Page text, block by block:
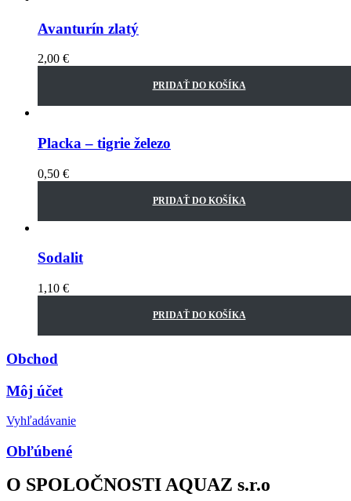
Avanturín zlatý
2,00 €
PRIDAŤ DO KOŠÍKA
Placka – tigrie železo
0,50 €
PRIDAŤ DO KOŠÍKA
Sodalit
1,10 €
PRIDAŤ DO KOŠÍKA
Obchod
Môj účet
Vyhľadávanie
Obľúbené
O SPOLOČNOSTI AQUAZ s.r.o